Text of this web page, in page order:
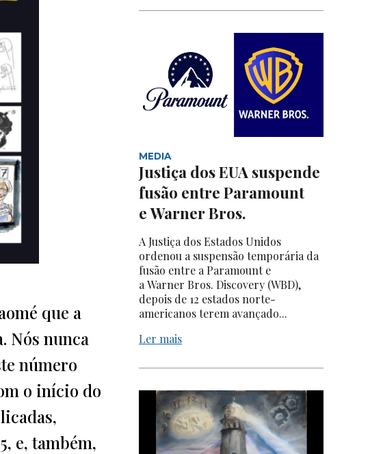
que a
Nós nunca
número
o início do
e, também,
MEDIA
Justiça dos EUA suspende
fusão entre Paramount
e Warner Bros.
A Justiça dos Estados Unidos
ordenou a suspensão temporária da
fusão entre a Paramount e
a Warner Bros. Discovery (WBD),
depois de 12 estados norte-
americanos terem avançado...
Ler mais